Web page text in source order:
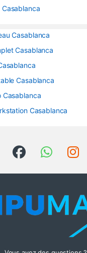
Casablanca
Casablanca
Casablanca
Casablanca
Casablanca